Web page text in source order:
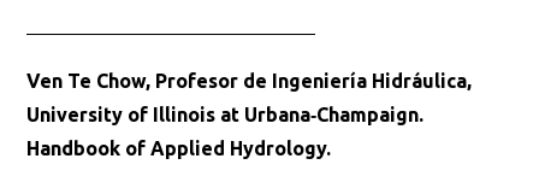
Ven Te Chow, Profesor de Ingeniería Hidráulica,
University of Illinois at Urbana‑Champaign.
Handbook of Applied Hydrology.